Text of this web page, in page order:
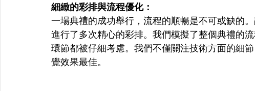
細緻的彩排與流程優化：
一場典禮的成功舉行，流程的順暢是不可或缺的
進行了多次精心的彩排。我們模擬了整個典禮的
環節都被仔細考慮。我們不僅關注技術方面的細
覺效果最佳。